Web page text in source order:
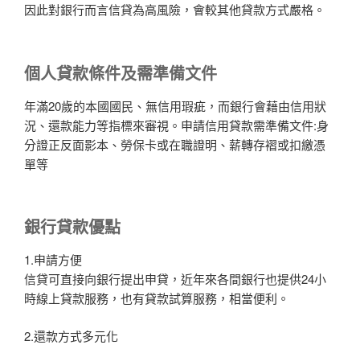
因此對銀行而言信貸為高風險，會較其他貸款方式嚴格。
個人貸款條件及需準備文件
年滿20歲的本國國民、無信用瑕疵，而銀行會藉由信用狀
況、還款能力等指標來審視。申請信用貸款需準備文件:身
分證正反面影本、勞保卡或在職證明、薪轉存褶或扣繳憑
單等
銀行貸款優點
1.申請方便
信貸可直接向銀行提出申貸，近年來各間銀行也提供24小
時線上貸款服務，也有貸款試算服務，相當便利。
2.還款方式多元化